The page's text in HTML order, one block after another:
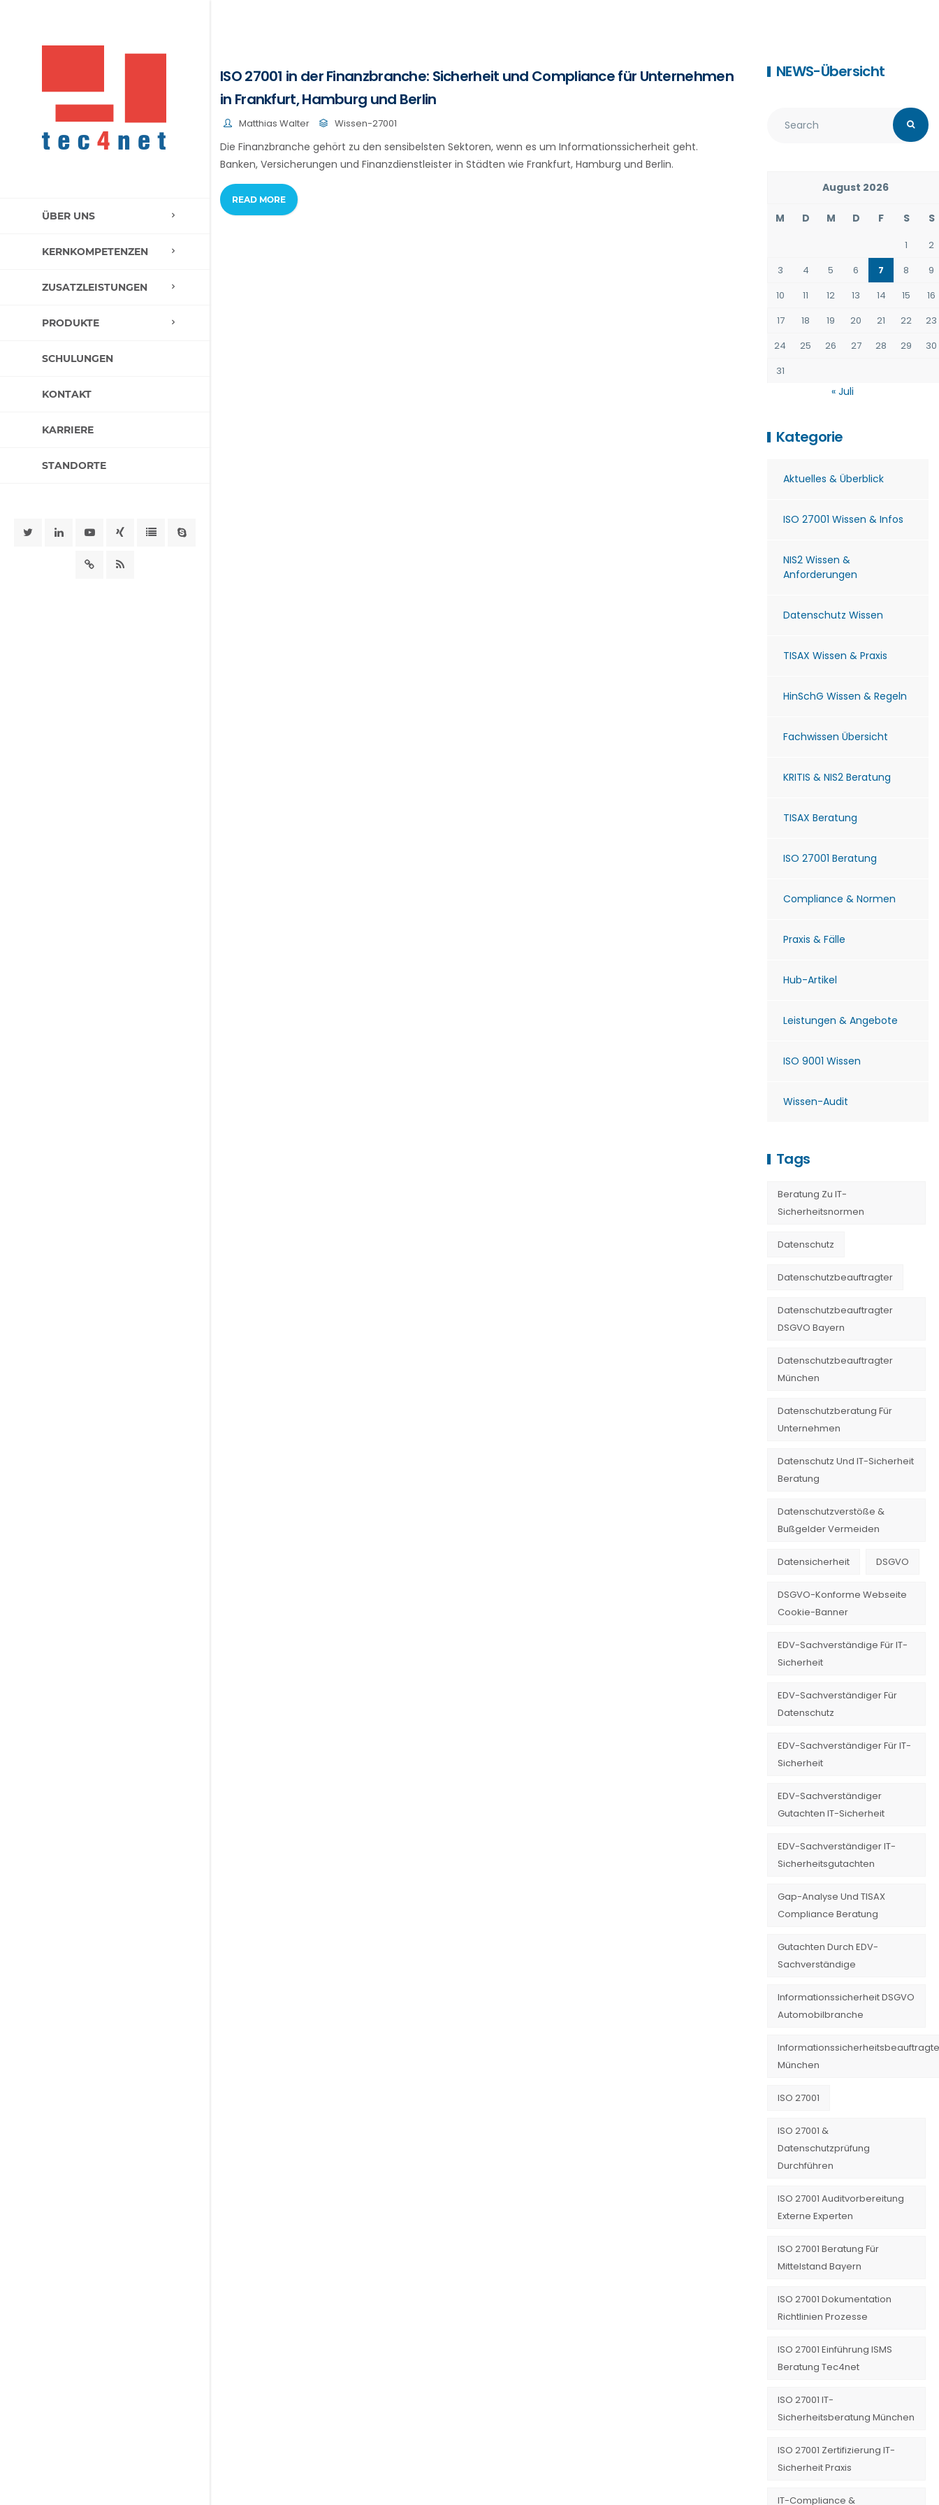
ÜBER UNS
KERNKOMPETENZEN
ZUSATZLEISTUNGEN
PRODUKTE
SCHULUNGEN
KONTAKT
KARRIERE
STANDORTE
ISO 27001 in der Finanzbranche: Sicherheit und Compliance für Unternehmen
in Frankfurt, Hamburg und Berlin
Matthias Walter Wissen-27001
Die Finanzbranche gehört zu den sensibelsten Sektoren, wenn es um Informationssicherheit geht.
Banken, Versicherungen und Finanzdienstleister in Städten wie Frankfurt, Hamburg und Berlin.
READ MORE
NEWS-Übersicht
August 2026
M D M D F S S
1
2
3
4 5 6 7 8
9
10
11 12 13 14 15
16
17
18 19 20 21 22
23
24
25 26 27 28 29
30
31
« Juli
Kategorie
Aktuelles & Überblick
ISO 27001 Wissen & Infos
NIS2 Wissen &
Anforderungen
Datenschutz Wissen
TISAX Wissen & Praxis
HinSchG Wissen & Regeln
Fachwissen Übersicht
KRITIS & NIS2 Beratung
TISAX Beratung
ISO 27001 Beratung
Compliance & Normen
Praxis & Fälle
Hub-Artikel
Leistungen & Angebote
ISO 9001 Wissen
Wissen-Audit
Tags
Beratung Zu IT-
Sicherheitsnormen
Datenschutz
Datenschutzbeauftragter
Datenschutzbeauftragter
DSGVO Bayern
Datenschutzbeauftragter
München
Datenschutzberatung Für
Unternehmen
Datenschutz Und IT-Sicherheit
Beratung
Datenschutzverstöße &
Bußgelder Vermeiden
Datensicherheit DSGVO
DSGVO-Konforme Webseite
Cookie-Banner
EDV-Sachverständige Für IT-
Sicherheit
EDV-Sachverständiger Für
Datenschutz
EDV-Sachverständiger Für IT-
Sicherheit
EDV-Sachverständiger
Gutachten IT-Sicherheit
EDV-Sachverständiger IT-
Sicherheitsgutachten
Gap-Analyse Und TISAX
Compliance Beratung
Gutachten Durch EDV-
Sachverständige
Informationssicherheit DSGVO
Automobilbranche
München
ISO 27001
ISO 27001 &
Datenschutzprüfung
Durchführen
ISO 27001 Auditvorbereitung
Externe Experten
ISO 27001 Beratung Für
Mittelstand Bayern
ISO 27001 Dokumentation
Richtlinien Prozesse
ISO 27001 Einführung ISMS
Beratung Tec4net
ISO 27001 IT-
Sicherheitsberatung München
ISO 27001 Zertifizierung IT-
Sicherheit Praxis
IT-Compliance &